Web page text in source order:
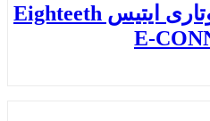
اپکس فایندر و روتاری ایتیس Eighteeth